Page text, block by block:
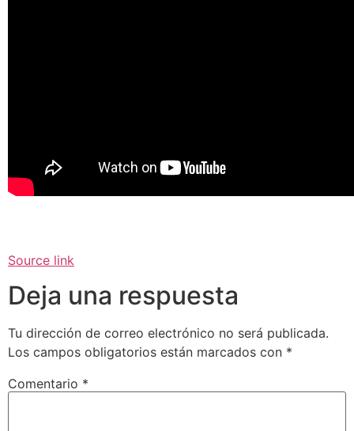
Source link
Deja una respuesta
Tu dirección de correo electrónico no será publicada.
Los campos obligatorios están marcados con *
Comentario *